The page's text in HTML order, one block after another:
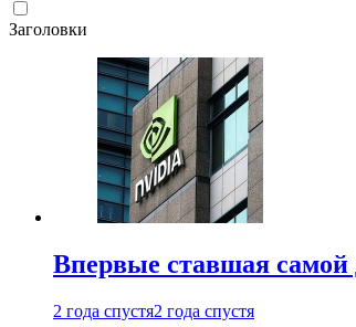
Заголовки
Впервые ставшая самой
2 года спустя2 года спустя